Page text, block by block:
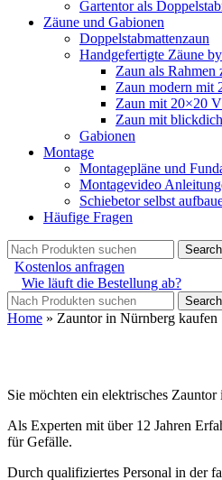
Gartentor als
Zäune und Gabionen
Doppelstabmattenzaun
Handgefertigte Zäune
Zaun als Rahmen
Zaun modern mit
Zaun mit 20×20
Zaun mit
Gabionen
Montage
Montagepläne und
Montagevideo
Schiebetor selbst
Häufige Fragen
Search
Kostenlos anfragen
Wie läuft die Bestellung ab?
Search
Home » Zauntor in Nürnberg kaufen
Sie möchten ein elektrisches
Als Experten mit über 12 Jahren
für Gefälle.
Durch qualifiziertes Personal in der